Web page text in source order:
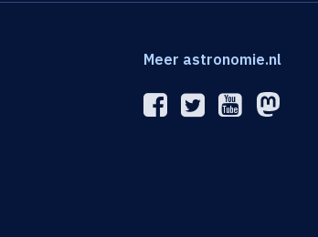
Meer astronomie.nl